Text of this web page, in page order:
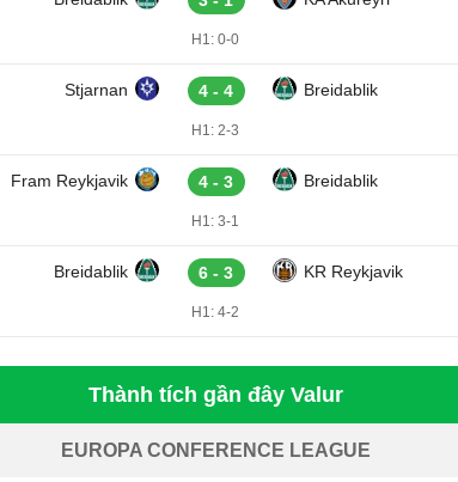
H1: 0-0
Stjarnan 4 - 4 Breidablik
H1: 2-3
Fram Reykjavik 4 - 3 Breidablik
H1: 3-1
Breidablik 6 - 3 KR Reykjavik
H1: 4-2
Thành tích gần đây Valur
EUROPA CONFERENCE LEAGUE